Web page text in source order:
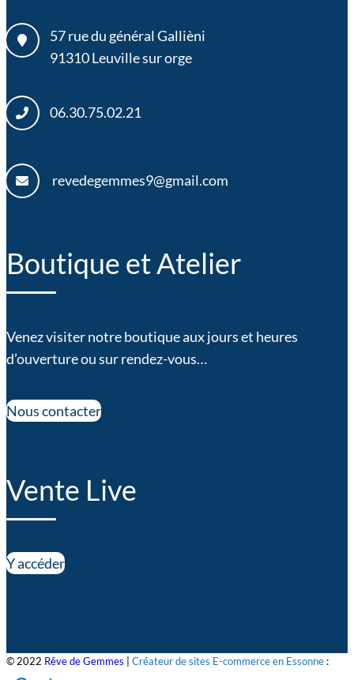
57 rue du général Gallièni
91310Leuville sur orge
06.30.75.02.21
revedegemmes9@gmail.com
Boutique et Atelier
Venez visiter notre boutique aux jours et heures
d’ouverture ou sur rendez-vous…
Nous contacter
Vente Live
Y accéder
© 2022 Rêve de Gemmes Créateur de sites E-commerce en Essonne :